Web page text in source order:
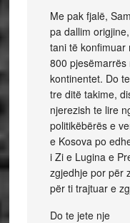
Me pak fjalë,
pa dallim
tani të konfimuar
800
kontinentet. Do
tre ditë takime,
njerezish te lire
politikëbërës e
e Kosova po
i Zi e Lugina e
zgjedhje por për
për ti trajtuar e
Do te jete nje